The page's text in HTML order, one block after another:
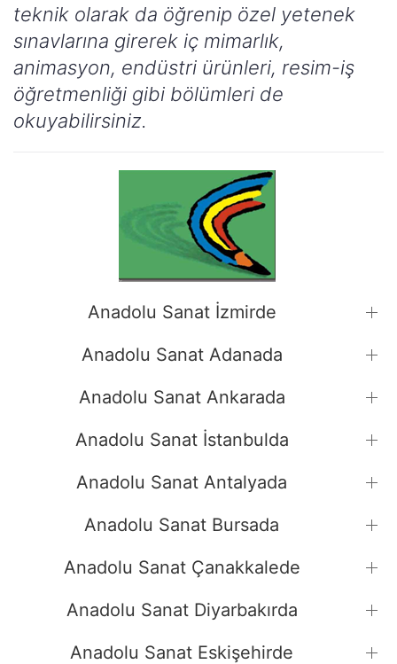
teknik olarak da öğrenip özel yetenek
sınavlarına girerek iç mimarlık,
animasyon, endüstri ürünleri, resim-iş
öğretmenliği gibi bölümleri de
okuyabilirsiniz.
Anadolu Sanat İzmirde
Anadolu Sanat Adanada
Anadolu Sanat Ankarada
Anadolu Sanat İstanbulda
Anadolu Sanat Antalyada
Anadolu Sanat Bursada
Anadolu Sanat Çanakkalede
Anadolu Sanat Diyarbakırda
Anadolu Sanat Eskişehirde